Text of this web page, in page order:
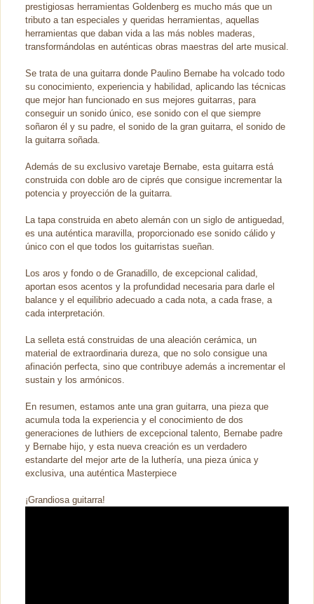
prestigiosas herramientas Goldenberg es mucho más que un
tributo a tan especiales y queridas herramientas, aquellas
herramientas que daban vida a las más nobles maderas,
transformándolas en auténticas obras maestras del arte musical.
Se trata de una guitarra donde Paulino Bernabe ha volcado todo
su conocimiento, experiencia y habilidad, aplicando las técnicas
que mejor han funcionado en sus mejores guitarras, para
conseguir un sonido único, ese sonido con el que siempre
soñaron él y su padre, el sonido de la gran guitarra, el sonido de
la guitarra soñada.
Además de su exclusivo varetaje Bernabe, esta guitarra está
construida con doble aro de ciprés que consigue incrementar la
potencia y proyección de la guitarra.
La tapa construida en abeto alemán con un siglo de antiguedad,
es una auténtica maravilla, proporcionado ese sonido cálido y
único con el que todos los guitarristas sueñan.
Los aros y fondo o de Granadillo, de excepcional calidad,
aportan esos acentos y la profundidad necesaria para darle el
balance y el equilibrio adecuado a cada nota, a cada frase, a
cada interpretación.
La selleta está construidas de una aleación cerámica, un
material de extraordinaria dureza, que no solo consigue una
afinación perfecta, sino que contribuye además a incrementar el
sustain y los armónicos.
En resumen, estamos ante una gran guitarra, una pieza que
acumula toda la experiencia y el conocimiento de dos
generaciones de luthiers de excepcional talento, Bernabe padre
y Bernabe hijo, y esta nueva creación es un verdadero
estandarte del mejor arte de la luthería, una pieza única y
exclusiva, una auténtica Masterpiece
¡Grandiosa guitarra!